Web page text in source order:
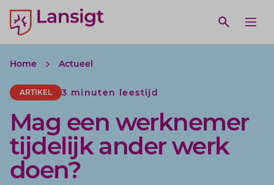
Lansigt Accountants logo
Open
search website
Home Actueel
ARTIKEL 3 minuten leestijd
Mag een werknemer
tijdelijk ander werk
doen?